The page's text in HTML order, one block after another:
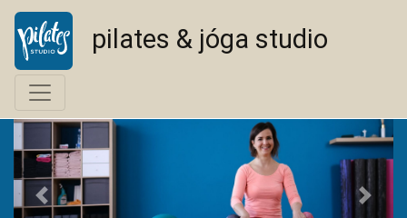
pilates & jóga studio
<-- -->